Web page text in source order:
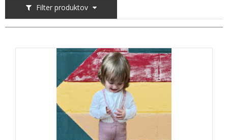
Filter produktov